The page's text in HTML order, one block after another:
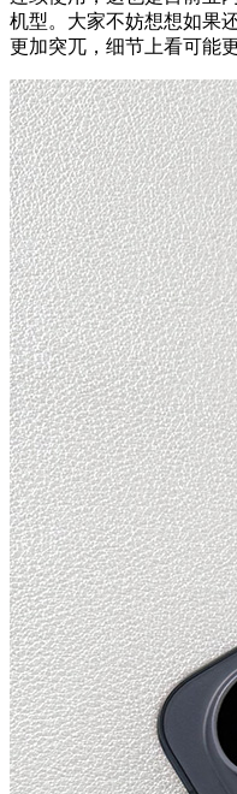
机型。大家不妨想想如果
更加突兀，细节上看可能更